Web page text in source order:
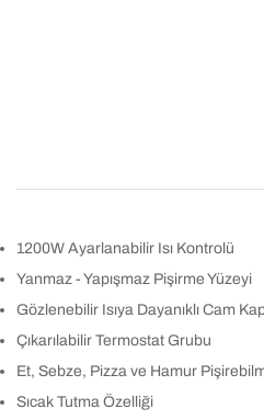
1200W Ayarlanabilir Isı Kontrolü
Yanmaz - Yapışmaz Pişirme Yüzeyi
Gözlenebilir Isıya Dayanıklı Cam
Çıkarılabilir Termostat Grubu
Et, Sebze, Pizza ve Hamur
Sıcak Tutma Özelliği